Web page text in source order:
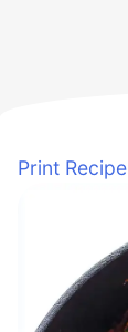
Print Recipe